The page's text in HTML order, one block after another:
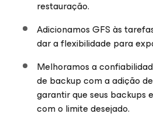
restauração.
Adicionamos GFS às
dar a flexibilidade para
Melhoramos a
de backup com a adição
garantir que seus backups
com o limite desejado.